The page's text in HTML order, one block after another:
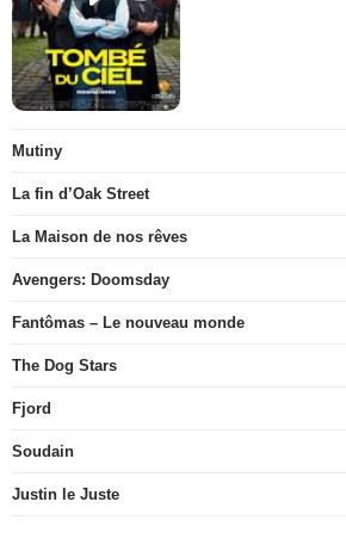
Mutiny
La fin d’Oak Street
La Maison de nos rêves
Avengers: Doomsday
Fantômas – Le nouveau monde
The Dog Stars
Fjord
Soudain
Justin le Juste